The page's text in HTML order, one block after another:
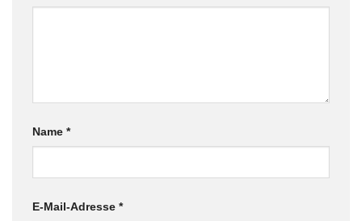
Name *
E-Mail-Adresse *